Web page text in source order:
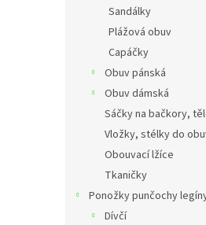
Sandálky
Plážová obuv
Capáčky
Obuv pánská
Obuv dámská
Sáčky na bačkory,
Vložky, stélky do
Obouvací lžíce
Tkaničky
Ponožky punčochy
Dívčí